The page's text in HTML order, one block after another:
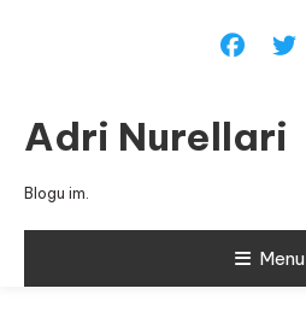
Adri Nurellari
Blogu im.
Menu